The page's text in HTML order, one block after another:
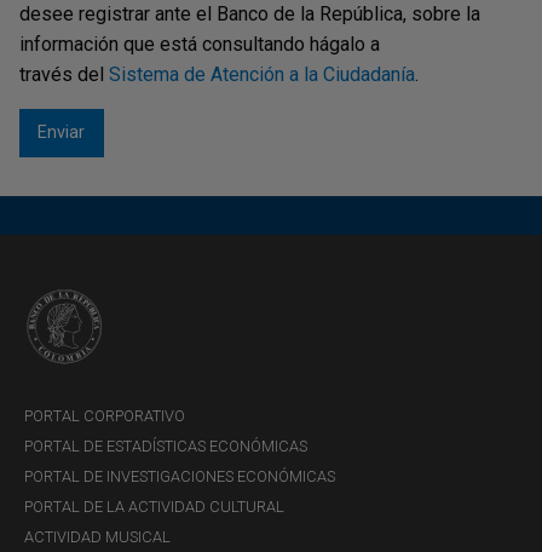
desee registrar ante el Banco de la República, sobre la
información que está consultando hágalo a
través del Sistema de Atención a la Ciudadanía
PORTAL CORPORATIVO
PORTAL DE ESTADÍSTICAS ECONÓMICAS
PORTAL DE INVESTIGACIONES ECONÓMICAS
PORTAL DE LA ACTIVIDAD CULTURAL
ACTIVIDAD MUSICAL